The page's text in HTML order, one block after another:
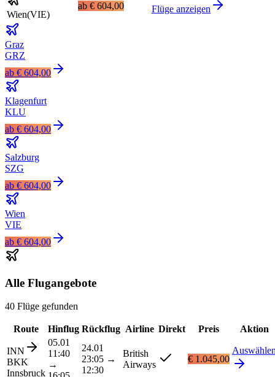
Wien(VIE)
ab € 604,00 Flüge anzeigen
Graz
GRZ
ab € 604,00
Klagenfurt
KLU
ab € 604,00
Salzburg
SZG
ab € 604,00
Wien
VIE
ab € 604,00
Alle Flugangebote
40 Flüge gefunden
Route Hinflug Rückflug Airline Direkt Preis Aktion
INN
BKK
Innsbruck
05.01
11:40
→
24.01
23:05 →
12:30
British
Airways
€ 1.045,00